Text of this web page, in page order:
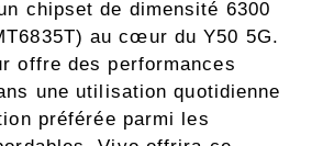
chipset de dimensité 6300
au cœur du Y50 5G.
offre des performances
une utilisation quotidienne
préférée parmi les